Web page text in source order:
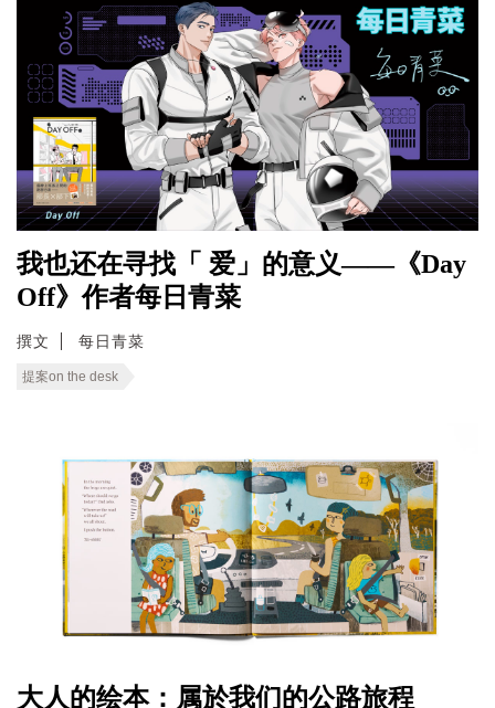
我也还在寻找「 爱」的意义——《Day
Off》作者每日青菜
撰文 每日青菜
提案on the desk
大人的绘本：属於我们的公路旅程